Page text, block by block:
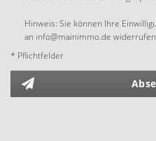
Hinweis: Sie können Ihre
an info@mainimmo.de
* Pflichtfelder